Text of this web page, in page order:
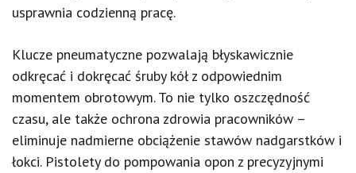
usprawnia codzienną pracę.
Klucze pneumatyczne pozwalają błyskawicznie
odkręcać i dokręcać śruby kół z odpowiednim
momentem obrotowym. To nie tylko oszczędność
czasu, ale także ochrona zdrowia pracowników –
eliminuje nadmierne obciążenie stawów nadgarstków i
łokci. Pistolety do pompowania opon z precyzyjnymi